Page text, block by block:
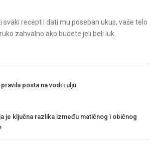
svaki recept i dati mu poseban ukus, vaše telo
zahvalno ako budete jeli beli luk.
posta na vodi i ulju
je ključna razlika između matičnog i običnog